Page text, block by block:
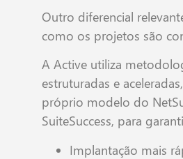
Outro diferencial
como os projetos são
A Active utiliza
estruturadas e
próprio modelo do
SuiteSuccess, para
Implantação mais